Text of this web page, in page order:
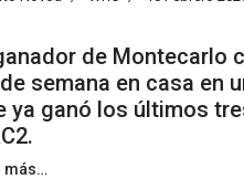
de Montecarlo
semana en casa en
ya ganó los últimos
más…